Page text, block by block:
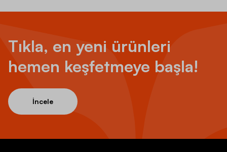
Tıkla, en yeni ürünleri
hemen keşfetmeye başla!
İncele